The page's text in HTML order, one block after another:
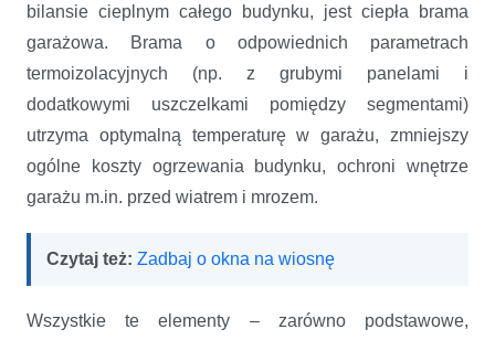
bilansie cieplnym całego budynku, jest ciepła brama
garażowa. Brama o odpowiednich parametrach
termoizolacyjnych (np. z grubymi panelami i
dodatkowymi uszczelkami pomiędzy segmentami)
utrzyma optymalną temperaturę w garażu, zmniejszy
ogólne koszty ogrzewania budynku, ochroni wnętrze
garażu m.in. przed wiatrem i mrozem.
Czytaj też: Zadbaj o okna na wiosnę
Wszystkie te elementy – zarówno podstawowe,